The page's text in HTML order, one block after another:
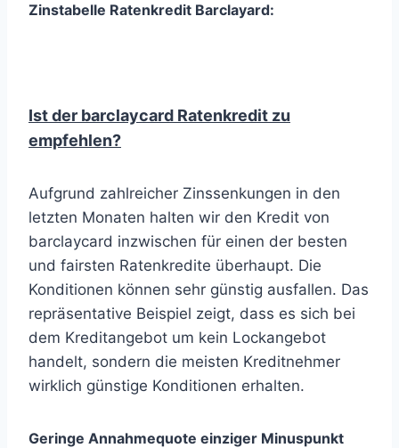
Zinstabelle Ratenkredit Barclayard:
Ist der barclaycard Ratenkredit zu
empfehlen?
Aufgrund zahlreicher Zinssenkungen in den
letzten Monaten halten wir den Kredit von
barclaycard inzwischen für einen der besten
und fairsten Ratenkredite überhaupt. Die
Konditionen können sehr günstig ausfallen. Das
repräsentative Beispiel zeigt, dass es sich bei
dem Kreditangebot um kein Lockangebot
handelt, sondern die meisten Kreditnehmer
wirklich günstige Konditionen erhalten.
Geringe Annahmequote einziger Minuspunkt